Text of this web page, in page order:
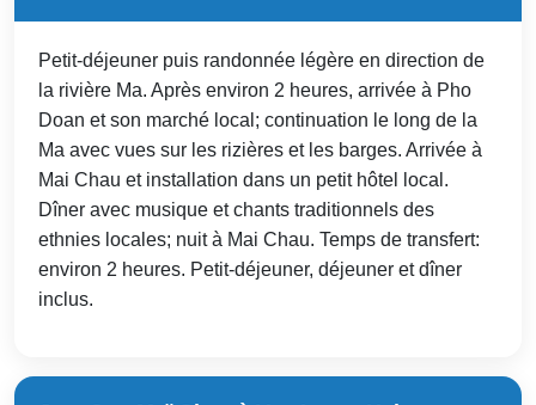
Petit-déjeuner puis randonnée légère en direction de
la rivière Ma. Après environ 2 heures, arrivée à Pho
Doan et son marché local; continuation le long de la
Ma avec vues sur les rizières et les barges. Arrivée à
Mai Chau et installation dans un petit hôtel local.
Dîner avec musique et chants traditionnels des
ethnies locales; nuit à Mai Chau. Temps de transfert:
environ 2 heures. Petit-déjeuner, déjeuner et dîner
inclus.